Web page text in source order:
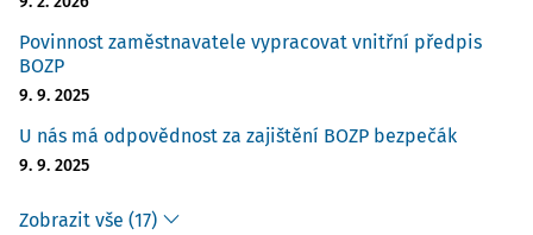
Povinnost zaměstnavatele vypracovat vnitřní předpis
BOZP
9. 9. 2025
U nás má odpovědnost za zajištění BOZP bezpečák
9. 9. 2025
Zobrazit vše (17)